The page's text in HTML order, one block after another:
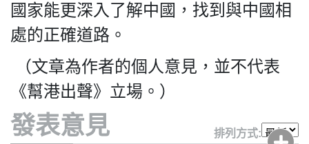
國家能更深入了解中國，找到與中國相
處的正確道路。
（文章為作者的個人意見，並不代表
《幫港出聲》立場。）
發表意見 排列方式: